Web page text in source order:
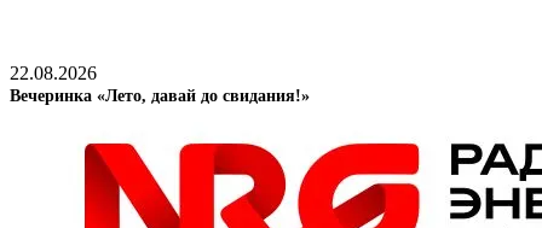
22.08.2026
Вечеринка «Лето, давай до свидания!»